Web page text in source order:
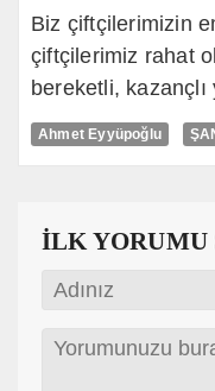
Biz çiftçilerimizin
çiftçilerimiz rahat
bereketli, kazançlı
Ahmet Eyyüpoğlu
İLK YORUMU